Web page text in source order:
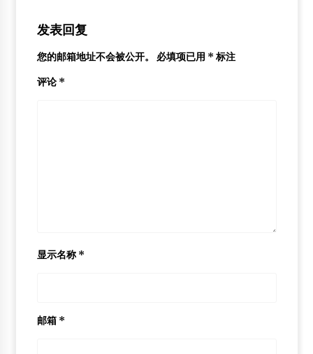
发表回复
您的邮箱地址不会被公开。 必填项已用 * 标注
评论 *
显示名称 *
邮箱 *